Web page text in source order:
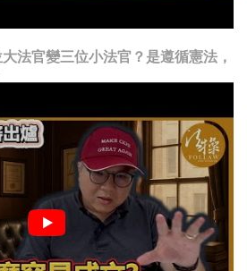
法官變三位小法官？是遵循憲法，